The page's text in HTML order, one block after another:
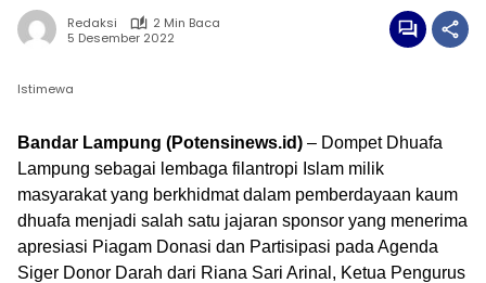
Redaksi
2 Min Baca
5 Desember 2022
Istimewa
Bandar Lampung (Potensinews.id) – Dompet Dhuafa
Lampung sebagai lembaga filantropi Islam milik
masyarakat yang berkhidmat dalam pemberdayaan kaum
dhuafa menjadi salah satu jajaran sponsor yang menerima
apresiasi Piagam Donasi dan Partisipasi pada Agenda
Siger Donor Darah dari Riana Sari Arinal, Ketua Pengurus